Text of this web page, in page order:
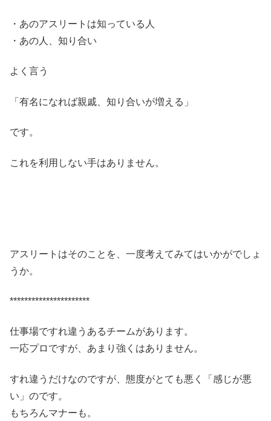
・あのアスリートは知っている人
・あの人、知り合い
よく言う
「有名になれば親戚、知り合いが増える」
です。
これを利用しない手はありません。
アスリートはそのことを、一度考えてみてはいかがでしょ
うか。
**********************
仕事場ですれ違うあるチームがあります。
一応プロですが、あまり強くはありません。
すれ違うだけなのですが、態度がとても悪く「感じが悪
い」のです。
もちろんマナーも。